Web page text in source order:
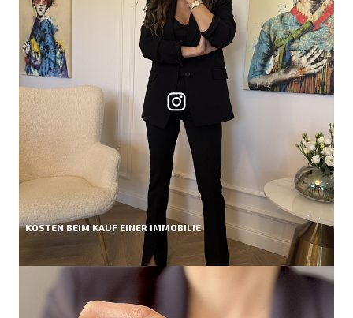
KOSTEN BEIM KAUF EINER IMMOBILIE